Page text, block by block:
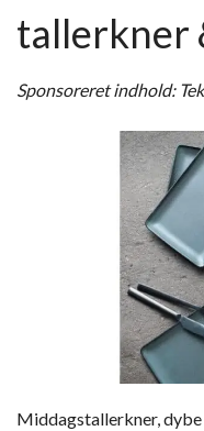
tallerkner
Sponsoreret indhold:
Middagstallerkner,